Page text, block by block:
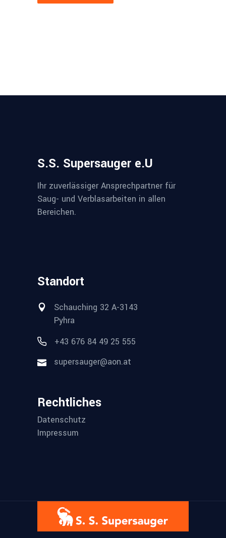
S.S. Supersauger e.U
Ihr zuverlässiger Ansprechpartner für
Saug- und Verblasarbeiten in allen
Bereichen.
Standort
Schauching 32 A-3143
Pyhra
+43 676 84 49 25 555
supersauger@aon.at
Rechtliches
Datenschutz
Impressum